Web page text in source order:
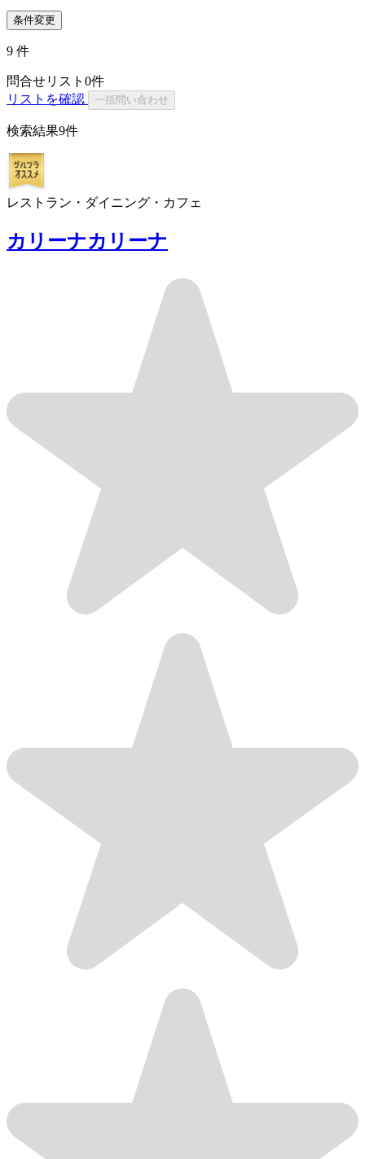
条件変更
9 件
問合せリスト 0件
リストを確認
一括問い合わせ
検索結果9件
レストラン・ダイニング・カフェ
カリーナカリーナ